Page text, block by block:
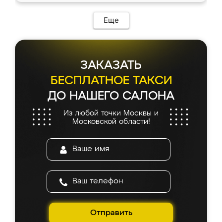
Еще
ЗАКАЗАТЬ
БЕСПЛАТНОЕ ТАКСИ
ДО НАШЕГО САЛОНА
Из любой точки Москвы и
Московской области!
Отправить